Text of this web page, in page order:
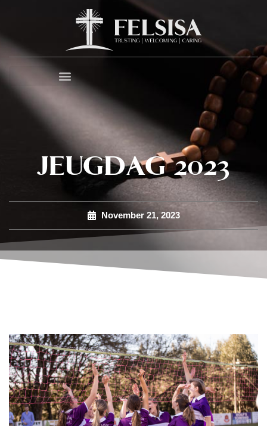
JEUGDAG 2023
November 21, 2023